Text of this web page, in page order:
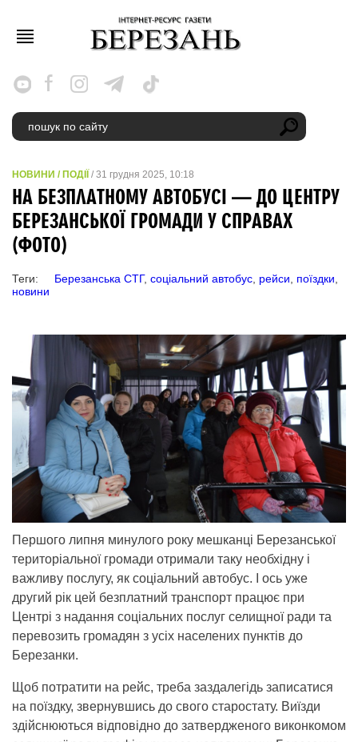
НОВИНИ / ПОДІЇ / 31 грудня 2025, 10:18
НА БЕЗПЛАТНОМУ АВТОБУСІ — ДО ЦЕНТРУ
БЕРЕЗАНСЬКОЇ ГРОМАДИ У СПРАВАХ
(ФОТО)
Теги: Березанська СТГ, соціальний автобус рейси поїздки
новини
Першого липня минулого року мешканці Березанської
територіальної громади отримали таку необхідну і
важливу послугу, як соціальний автобус. І ось уже
другий рік цей безплатний транспорт працює при
Центрі з надання соціальних послуг селищної ради та
перевозить громадян з усіх населених пунктів до
Березанки.
Щоб потратити на рейс, треба заздалегідь записатися
на поїздку, звернувшись до свого старостату. Виїзди
здійснюються відповідно до затвердженого виконкомом